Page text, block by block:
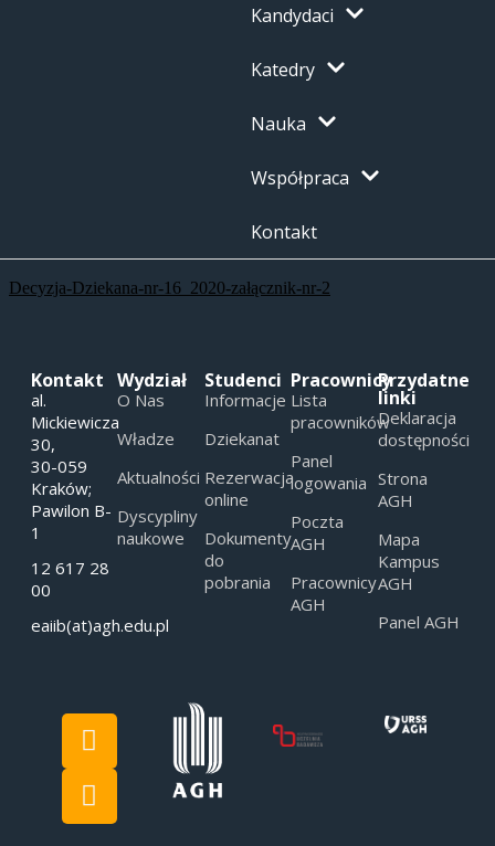
Kandydaci
Katedry
Nauka
Współpraca
Kontakt
Decyzja-Dziekana-nr-16_2020-załącznik-nr-2
Kontakt
al.
Mickiewicza
30,
30-059
Kraków;
Pawilon B-
1
12 617 28
00
eaiib(at)agh.edu.pl
Wydział
O Nas
Władze
Aktualności
Dyscypliny
naukowe
Studenci
Informacje
Dziekanat
Rezerwacja
online
Dokumenty
do
pobrania
Pracownicy
Lista
pracowników
Panel
logowania
Poczta
AGH
Pracownicy
AGH
Przydatne
linki
Deklaracja
dostępności
Strona
AGH
Mapa
Kampus
AGH
Panel AGH